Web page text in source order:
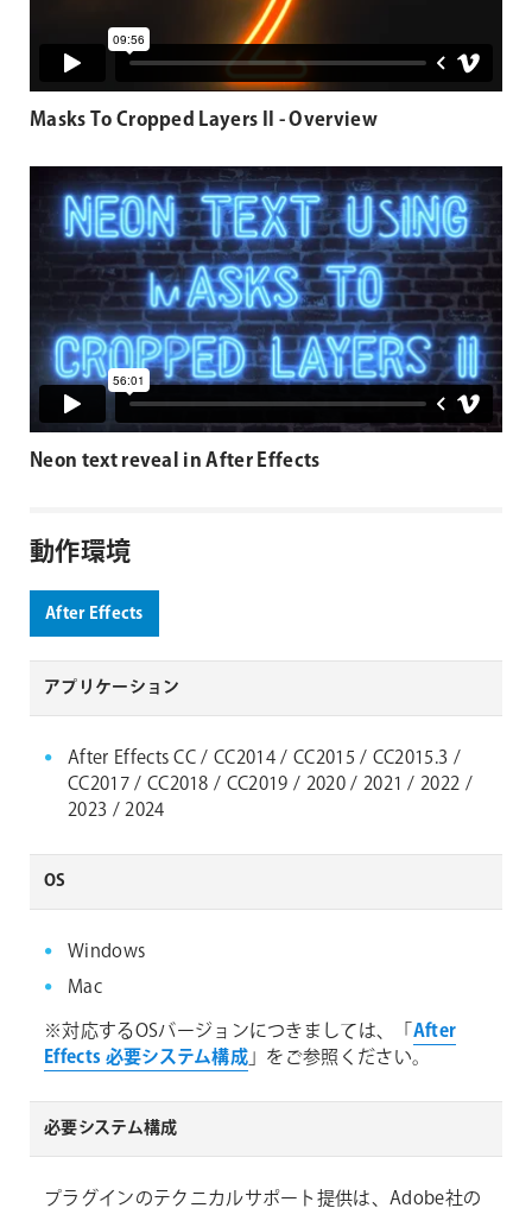
Masks To Cropped Layers II - Overview
Neon text reveal in After Effects
動作環境
After Effects
アプリケーション
After Effects CC / CC2014 / CC2015 / CC2015.3 /
CC2017 / CC2018 / CC2019 / 2020 / 2021 / 2022 /
2023 / 2024
OS
Windows
Mac
※対応するOSバージョンにつきましては、「 After
Effects 必要システム構成」をご参照ください。
必要システム構成
プラグインのテクニカルサポート提供は、Adobe社の